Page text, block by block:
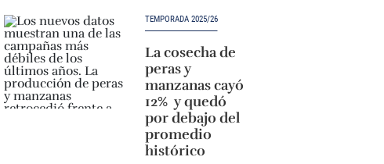
TEMPORADA 2025/26
La cosecha de
peras y
manzanas cayó
12% y quedó
por debajo del
promedio
histórico